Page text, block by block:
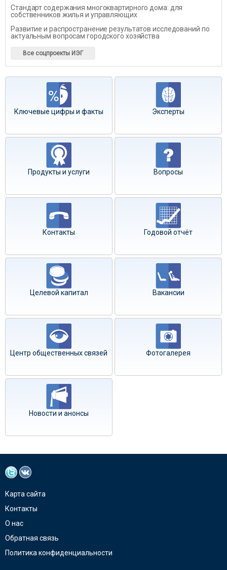
Стандарт содержания многоквартирного дома: для
собственников жилья и управляющих
Развитие и распространение результатов исследований по
актуальным вопросам городского хозяйства
Все соцпроекты ИЭГ
Ключевые цифры и факты Эксперты
Продукты и услуги Вопросы
Контакты Годовой отчёт
Целевой капитал Вакансии
Центр общественных связей Фотогалерея
Новости и анонсы
Карта сайта
Контакты
О нас
Обратная связь
Политика конфиденциальности